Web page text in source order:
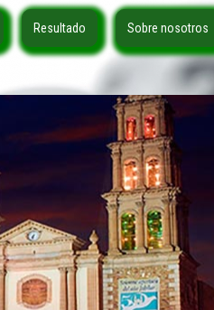
Resultado Sobre nosotros